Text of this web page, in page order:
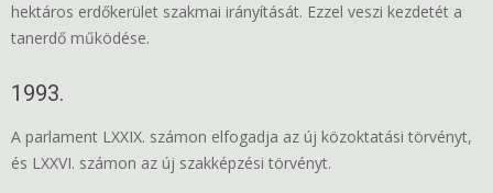
hektáros erdőkerület szakmai irányítását. Ezzel veszi kezdetét a
tanerdő működése.
1993.
A parlament LXXIX. számon elfogadja az új közoktatási törvényt,
és LXXVI. számon az új szakképzési törvényt.